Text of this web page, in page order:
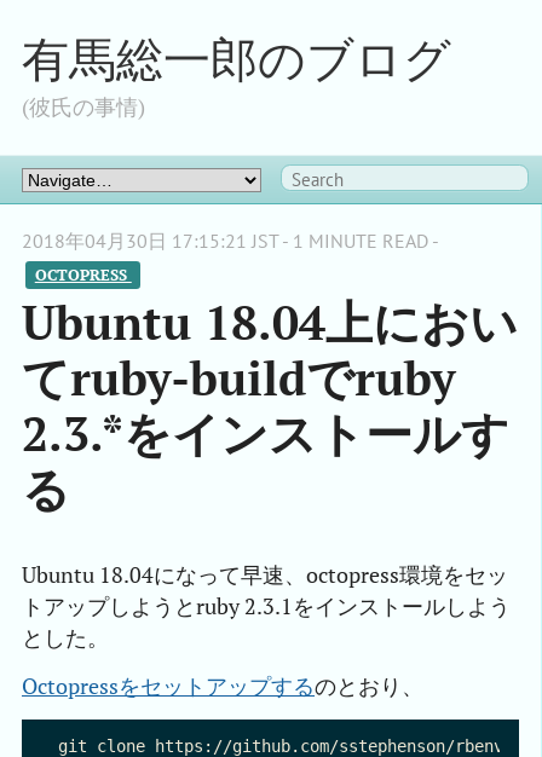
有馬総一郎のブログ
(彼氏の事情)
2018年04月30日 17:15:21 JST - 1 MINUTE READ -
OCTOPRESS
Ubuntu 18.04上におい
てruby-buildでruby
2.3.*をインストールす
る
Ubuntu 18.04になって早速、octopress環境をセッ
トアップしようとruby 2.3.1をインストールしよう
とした。
Octopressをセットアップするのとおり、
git clone https://github.com/sstephenson/